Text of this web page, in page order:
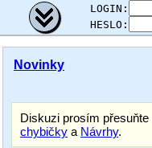
LOGIN:
HESLO:
Novinky
Diskuzi prosím přesuňte
chybičky a Návrhy.